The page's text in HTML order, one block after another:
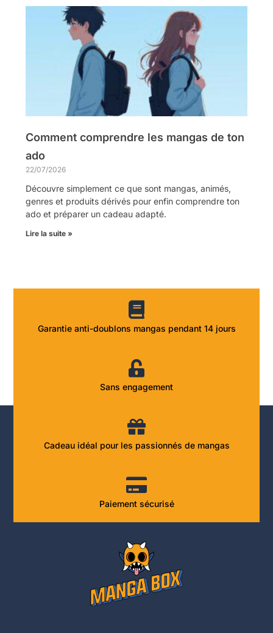
Comment comprendre les mangas de ton
ado
22/07/2026
Découvre simplement ce que sont mangas, animés,
genres et produits dérivés pour enfin comprendre ton
ado et préparer un cadeau adapté.
Lire la suite »
Garantie anti-doublons mangas pendant 14 jours
Sans engagement
Cadeau idéal pour les passionnés de mangas
Paiement sécurisé